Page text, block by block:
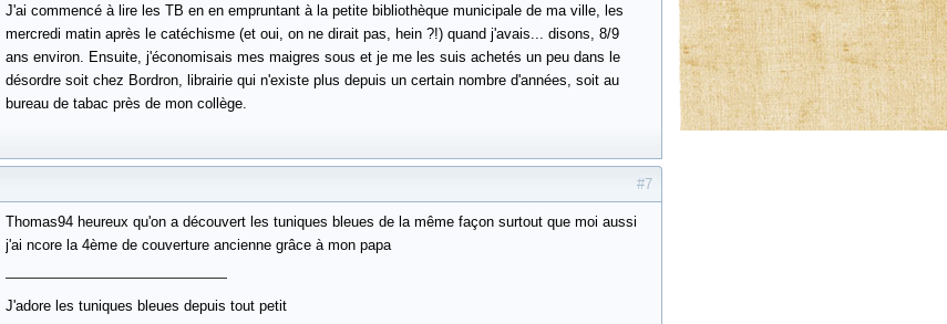
J'ai commencé à lire les TB en en empruntant à la petite bibliothèque municipale de ma ville, les
mercredi matin après le catéchisme (et oui, on ne dirait pas, hein ?!) quand j'avais... disons, 8/9
ans environ. Ensuite, j'économisais mes maigres sous et je me les suis achetés un peu dans le
désordre soit chez Bordron, librairie qui n'existe plus depuis un certain nombre d'années, soit au
bureau de tabac près de mon collège.
#7
Thomas94 heureux qu'on a découvert les tuniques bleues de la même façon surtout que moi aussi
j'ai ncore la 4ème de couverture ancienne grâce à mon papa
J'adore les tuniques bleues depuis tout petit